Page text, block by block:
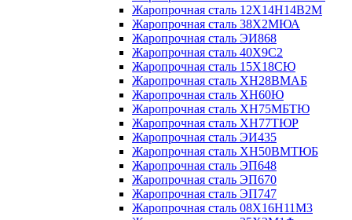
Жаропрочная сталь 12Х14Н14В2М
Жаропрочная сталь 38Х2МЮА
Жаропрочная сталь ЭИ868
Жаропрочная сталь 40Х9С2
Жаропрочная сталь 15Х18СЮ
Жаропрочная сталь ХН28ВМАБ
Жаропрочная сталь ХН60Ю
Жаропрочная сталь ХН75МБТЮ
Жаропрочная сталь ХН77ТЮР
Жаропрочная сталь ЭИ435
Жаропрочная сталь ХН50ВМТЮБ
Жаропрочная сталь ЭП648
Жаропрочная сталь ЭП670
Жаропрочная сталь ЭП747
Жаропрочная сталь 08Х16Н11М3